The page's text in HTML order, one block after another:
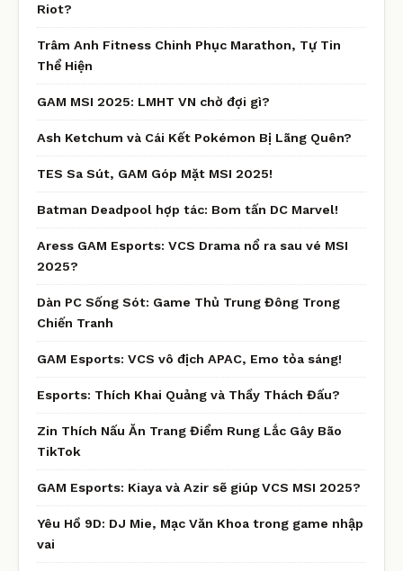
Riot?
Trâm Anh Fitness Chinh Phục Marathon, Tự Tin
Thể Hiện
GAM MSI 2025: LMHT VN chờ đợi gì?
Ash Ketchum và Cái Kết Pokémon Bị Lãng Quên?
TES Sa Sút, GAM Góp Mặt MSI 2025!
Batman Deadpool hợp tác: Bom tấn DC Marvel!
Aress GAM Esports: VCS Drama nổ ra sau vé MSI
2025?
Dàn PC Sống Sót: Game Thủ Trung Đông Trong
Chiến Tranh
GAM Esports: VCS vô địch APAC, Emo tỏa sáng!
Esports: Thích Khai Quảng và Thầy Thách Đấu?
Zin Thích Nấu Ăn Trang Điểm Rung Lắc Gây Bão
TikTok
GAM Esports: Kiaya và Azir sẽ giúp VCS MSI 2025?
Yêu Hồ 9D: DJ Mie, Mạc Văn Khoa trong game nhập
vai